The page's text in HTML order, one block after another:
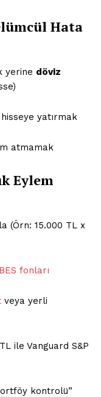
Hata
yerine döviz
yatırmak
atmamak
Eylem
(Örn: 15.000 TL x
fonları
veya yerli
ile Vanguard S&P
kontrolü”